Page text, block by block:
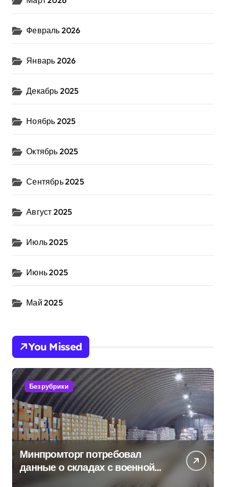
Февраль 2026
Январь 2026
Декабрь 2025
Ноябрь 2025
Октябрь 2025
Сентябрь 2025
Август 2025
Июль 2025
Июнь 2025
Май 2025
You Missed
Без рубрики
Минпромторг потребовал
данные о складах с военной
продукцией: предприятия